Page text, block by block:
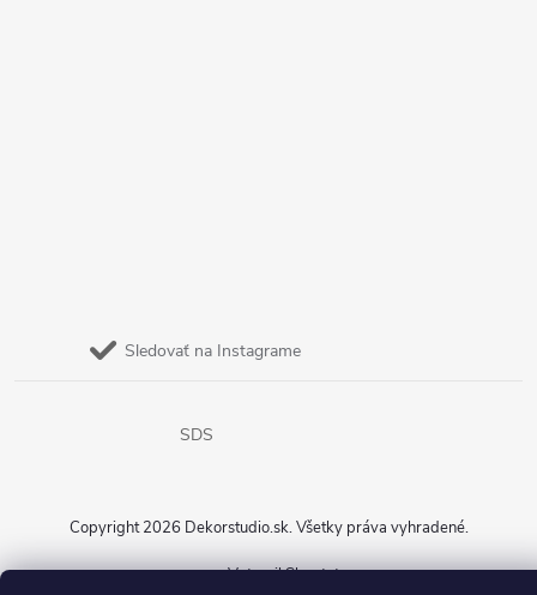
Sledovať na Instagrame
SDS
Vytvoril Shoptet
Copyright 2026 Dekorstudio.sk. Všetky práva vyhradené.